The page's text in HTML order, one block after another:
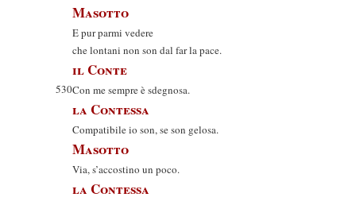
Masotto
E pur parmi vedere
che lontani non son dal far la pace.
il Conte
530Con me sempre è sdegnosa.
la Contessa
Compatibile io son, se son gelosa.
Masotto
Via, s’accostino un poco.
la Contessa